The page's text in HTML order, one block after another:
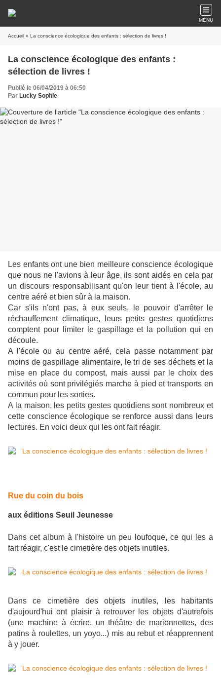
MENU
Accueil » La conscience écologique des enfants : sélection de livres !
La conscience écologique des enfants :
sélection de livres !
Publié le 06/04/2019 à 06:50
Par Lucky Sophie
Les enfants ont une bien meilleure conscience écologique
que nous ne l'avions à leur âge, ils sont aidés en cela par
un discours responsabilisant qu'on leur tient à l'école, au
centre aéré et bien sûr à la maison.
Car s'ils n'ont pas, à eux seuls, le pouvoir d'arrêter le
réchauffement climatique, leurs petits gestes quotidiens
comptent pour limiter le gaspillage et la pollution qui en
découle.
A l'école ou au centre aéré, cela passe notamment par
moins de gaspillage alimentaire, le tri de ses déchets et la
mise en place du compost, mais aussi par le choix des
activités où sont privilégiés marche à pied et transports en
commun pour les sorties.
A la maison, les petits gestes quotidiens sont nombreux et
cette conscience écologique se renforce aussi dans leurs
lectures. En voici deux qui les ont fait réagir.
Rue du coin du bois
aux éditions Seuil Jeunesse
Dans cet album à l'histoire un peu loufoque, ce qui les a
fait réagir, c'est le cimetière des objets inutiles.
Dans ce cimetière des objets inutiles, les habitants
d'aujourd'hui ont plaisir à retrouver les objets d'autrefois
(une machine à écrire, un théâtre de marionnettes, des
patins à roulettes, un yoyo...) mis au rebut et réapprennent
à y jouer.